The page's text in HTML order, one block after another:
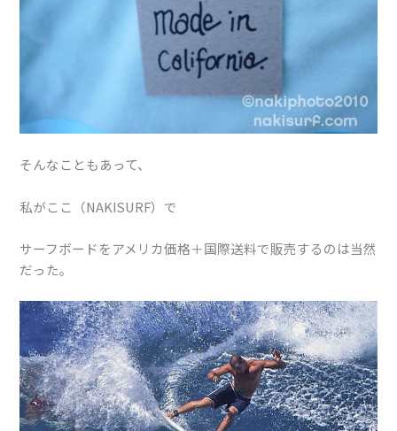
そんなこともあって、
私がここ（NAKISURF）で
サーフボードをアメリカ価格＋国際送料で販売するのは当然
だった。